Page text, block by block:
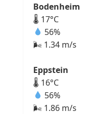
Bodenheim
🌡 17°C
56%
🌬 1.34 m/s
Eppstein
🌡 16°C
56%
🌬 1.86 m/s